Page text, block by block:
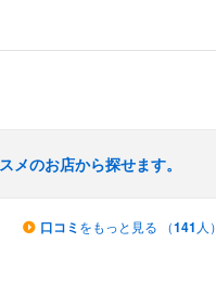
メのお店から探せます。
口コミ をもっと見る （141 人）